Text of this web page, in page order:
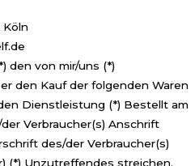
den von mir/uns (*)
den Kauf der folgenden Waren
Dienstleistung (*) Bestellt am
Verbraucher(s) Anschrift
des/der Verbraucher(s)
(*) Unzutreffendes streichen.